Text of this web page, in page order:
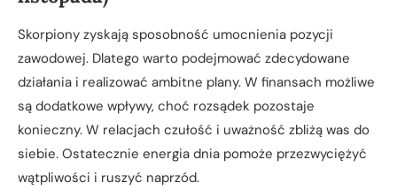
Skorpiony zyskają sposobność umocnienia pozycji
zawodowej. Dlatego warto podejmować zdecydowane
działania i realizować ambitne plany. W finansach możliwe
są dodatkowe wpływy, choć rozsądek pozostaje
konieczny. W relacjach czułość i uważność zbliżą was do
siebie. Ostatecznie energia dnia pomoże przezwyciężyć
wątpliwości i ruszyć naprzód.